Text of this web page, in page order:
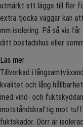
utmärkt att lägga till fler
extra tjocka väggar kan
mm isolering. På så vis
ditt bostadshus eller
Läs mer
Tillverkad i
kvalitet och lång
med vind- och
motståndskraftig mot
fuktskador. Dörr är